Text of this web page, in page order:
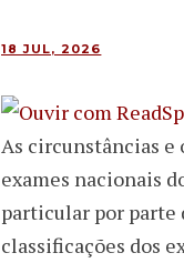
18 JUL, 2026
As circunstâncias e
exames nacionais
particular por parte
classificações dos